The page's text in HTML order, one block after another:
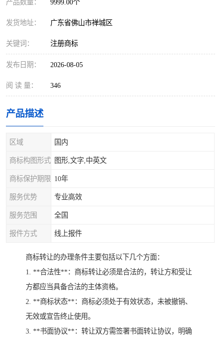
产品数量： 9999.00个
发货地址： 广东省佛山市禅城区
关键词： 注册商标
发布日期： 2026-08-05
阅 读 量： 346
产品描述
区域 国内
商标构图形式 图形,文字,中英文
商标保护期限 10年
服务优势 专业高效
服务范围 全国
报件方式 线上报件
商标转让的办理条件主要包括以下几个方面：
1. **合法性**：商标转让必须是合法的，转让方和受让
方都应当具备合法的主体资格。
2. **商标状态**：商标必须处于有效状态，未被撤销、
无效或宣告终止使用。
3. **书面协议**：转让双方需签署书面转让协议，明确